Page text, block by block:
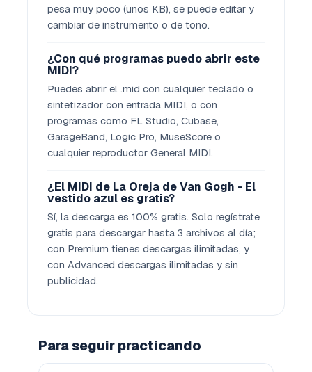
pesa muy poco (unos KB), se puede editar y
cambiar de instrumento o de tono.
¿Con qué programas puedo abrir este
MIDI?
Puedes abrir el .mid con cualquier teclado o
sintetizador con entrada MIDI, o con
programas como FL Studio, Cubase,
GarageBand, Logic Pro, MuseScore o
cualquier reproductor General MIDI.
¿El MIDI de La Oreja de Van Gogh - El
vestido azul es gratis?
Sí, la descarga es 100% gratis. Solo regístrate
gratis para descargar hasta 3 archivos al día;
con Premium tienes descargas ilimitadas, y
con Advanced descargas ilimitadas y sin
publicidad.
Para seguir practicando